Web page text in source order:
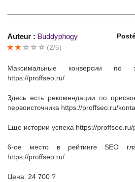
Auteur : Buddyphogy
(2/5)
Максимальные конверсии по
https://proffseo.ru/
Здесь есть рекомендации по
первоисточника https://proffseo.ru/
Еще истории успеха https://proffseo.ru/
6-ое место в рейтинге SEO
https://proffseo.ru/
Цена: 24 700 ?